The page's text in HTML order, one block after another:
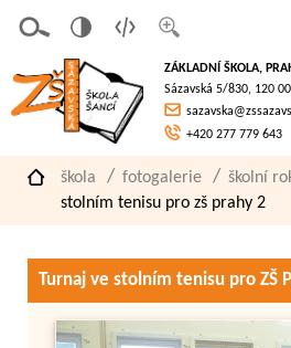
písmo
á
verze
pro
slaboz
raké
ZÁKLADNÍ ŠKOLA,
Sázavská 5/830, 120
+420 277 779 643
škola fotogalerie školní
stolním tenisu pro zš prahy 2
Turnaj ve stolním tenisu pro ZŠ